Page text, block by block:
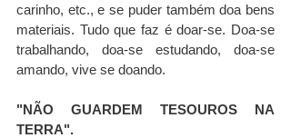
carinho, etc., e se puder também doa bens
materiais. Tudo que faz é doar-se. Doa-se
trabalhando, doa-se estudando, doa-se
amando, vive se doando.
"NÃO GUARDEM TESOUROS NA
TERRA".